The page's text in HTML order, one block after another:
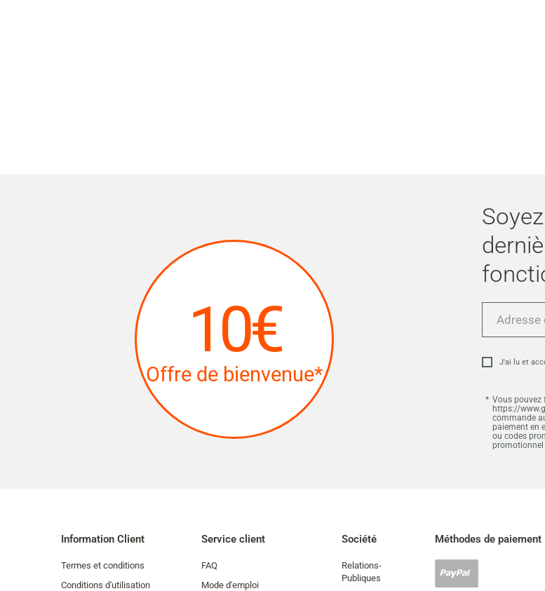
10€
Offre de bienvenue*
J'ai lu et
Vous pouvez
https://
commande
paiement en
ou codes
promotionnel
Information Client
Termes et conditions
Conditions d'utilisation
Service client
FAQ
Mode d'emploi
Société
Relations-
Publiques
Méthodes de paiement
accepté